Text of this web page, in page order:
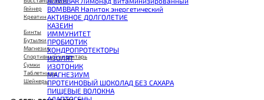
BOMBBAR Напиток энергетический
АКТИВНОЕ ДОЛГОЛЕТИЕ
КАЗЕИН
ИММУНИТЕТ
ПРОБИОТИК
ХОНДРОПРОТЕКТОРЫ
ИЗОЛЯТ
ИЗОТОНИК
МАГНЕЗИУМ
ПРОТЕИНОВЫЙ ШОКОЛАД БЕЗ САХАРА
ПИЩЕВЫЕ ВОЛОКНА
Гейнер
Креатин
Бинты
Бутылки
Магнезия
Спортивный инвентарь
Сумки
Таблетницы
Шейкеры